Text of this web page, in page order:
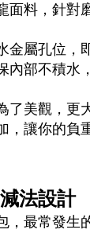
面料，針對
金屬孔位，
內部不積水
了美觀，更
，讓你的負
法設計
，最常發生